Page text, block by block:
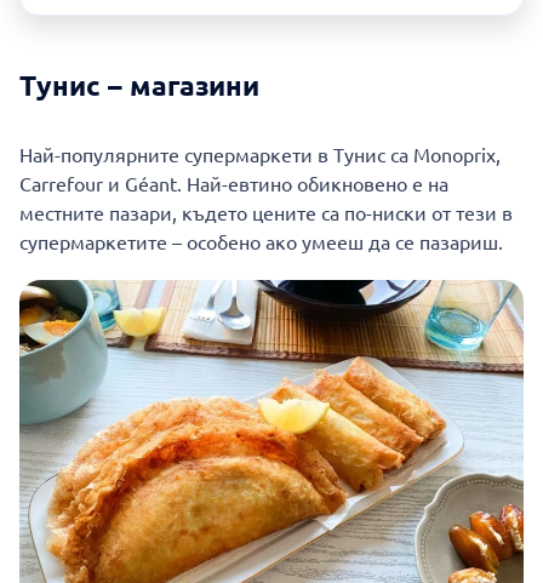
Тунис – магазини
Най-популярните супермаркети в Тунис са Monoprix,
Carrefour и Géant. Най-евтино обикновено е на
местните пазари, където цените са по-ниски от тези в
супермаркетите – особено ако умееш да се пазариш.